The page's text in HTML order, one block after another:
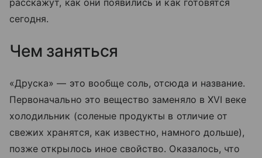
сегодня.
Чем заняться
«Друска» — это вообще соль, отсюда и название.
Первоначально это вещество заменяло в XVI веке
холодильник (соленые продукты в отличие от
свежих хранятся, как известно, намного дольше),
позже открылось иное свойство. Оказалось, что